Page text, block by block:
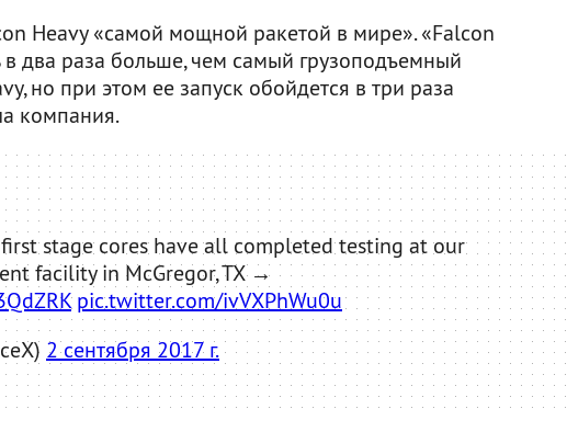
Heavy «самой мощной ракетой в мире». «Falcon
в два раза больше, чем самый грузоподъемный
но при этом ее запуск обойдется в три раза
компания.
first stage cores have all completed testing at our
facility in McGregor, TX →
pic.twitter.com/ivVXPhWu0u
2 сентября 2017 г.